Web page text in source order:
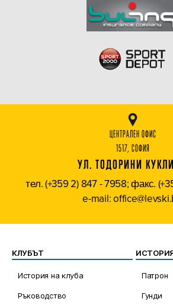
ЦЕНТРАЛЕН ОФИС
1517, СОФИЯ
УЛ. ТОДОРИНИ
тел. (+359 2) 847 - 7958; факс.
e-mail:
КЛУБЪТ
История на клуба
Ръководство
Патрон
Гунди